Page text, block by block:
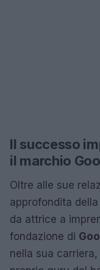
Il successo
il marchio
Oltre alle sue
approfondita
da attrice a
fondazione di
nella sua